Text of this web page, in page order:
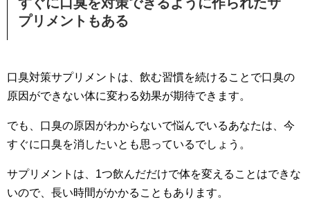
すぐに口臭を対策できるように作られたサ
プリメントもある
口臭対策サプリメントは、飲む習慣を続けることで口臭の
原因ができない体に変わる効果が期待できます。
でも、口臭の原因がわからないで悩んでいるあなたは、今
すぐに口臭を消したいとも思っているでしょう。
サプリメントは、1つ飲んだだけで体を変えることはできな
いので、長い時間がかかることもあります。